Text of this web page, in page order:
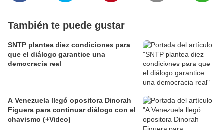
También te puede gustar
SNTP plantea diez condiciones para
que el diálogo garantice una
democracia real
A Venezuela llegó opositora Dinorah
Figuera para continuar diálogo con el
chavismo (+Video)